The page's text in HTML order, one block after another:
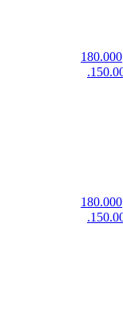
قیمت اصلی: تومان180.000
قیمت اصلی: تومان180.000